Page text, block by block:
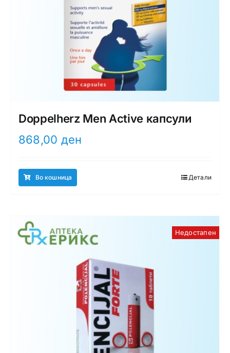
Doppelherz Men Active капсули
868,00 ден
Во кошница Детали
Недостапен